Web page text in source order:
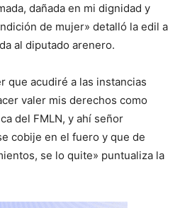
dañada en mi dignidad y
de mujer» detalló la edil a
al diputado arenero.
que acudiré a las instancias
valer mis derechos como
del FMLN, y ahí señor
cobije en el fuero y que de
se lo quite» puntualiza la